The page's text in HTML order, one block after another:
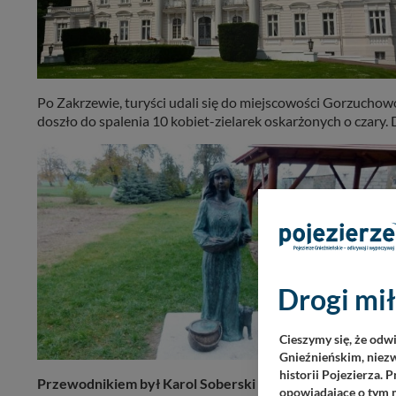
Po Zakrzewie, turyści udali się do miejscowości
doszło do spalenia 10 kobiet-zielarek oskarżonych o czary.
Przewodnikiem był Karol Soberski
– prezes Fundacji
Drogi
Cieszymy się, że
Gnieźnieńskim,
historii Pojezierza.
opowiadające o tym